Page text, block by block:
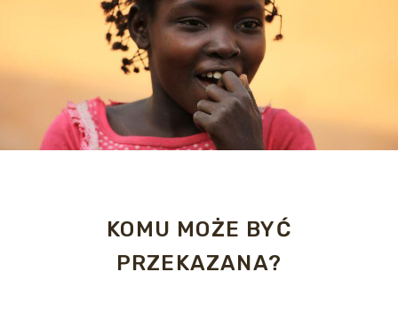
KOMU MOŻE BYĆ
PRZEKAZANA?